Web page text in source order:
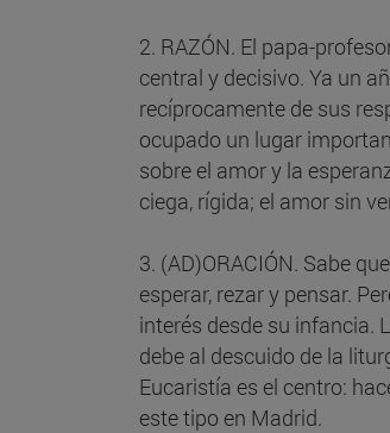
2. RAZÓN. El papa-
central y decisivo. Ya un
recíprocamente de sus
ocupado un lugar
sobre el amor y la
ciega, rígida; el amor sin
3. (AD)ORACIÓN. Sabe
esperar, rezar y pensar.
interés desde su infancia.
debe al descuido de la
Eucaristía es el centro:
este tipo en Madrid.